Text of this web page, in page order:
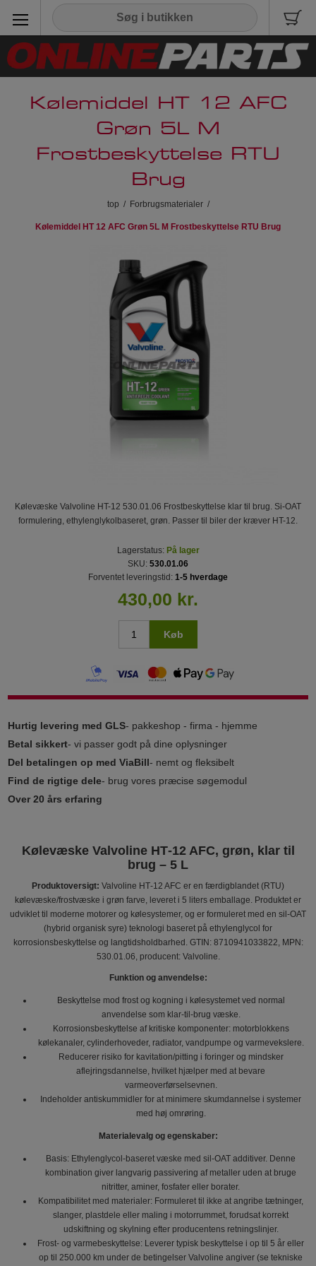
Kølemiddel HT 12 AFC
Grøn 5L M
Frostbeskyttelse RTU
Brug
top / Forbrugsmaterialer /
Kølemiddel HT 12 AFC Grøn 5L M Frostbeskyttelse RTU Brug
Kølevæske Valvoline HT-12 530.01.06 Frostbeskyttelse klar til brug. Si-OAT
formulering, ethylenglykolbaseret, grøn. Passer til biler der kræver HT-12.
Lagerstatus: På lager
SKU: 530.01.06
Forventet leveringstid: 1-5 hverdage
430,00 kr.
Køb
Hurtig levering med GLS- pakkeshop - firma - hjemme
Betal sikkert- vi passer godt på dine oplysninger
Del betalingen op med ViaBill- nemt og fleksibelt
Find de rigtige dele- brug vores præcise søgemodul
Over 20 års erfaring
Kølevæske Valvoline HT‑12 AFC, grøn, klar til
brug – 5 L
Produktoversigt: Valvoline HT‑12 AFC er en færdigblandet (RTU)
kølevæske/frostvæske i grøn farve, leveret i 5 liters emballage. Produktet er
udviklet til moderne motorer og kølesystemer, og er formuleret med en sil‑OAT
(hybrid organisk syre) teknologi baseret på ethylenglycol for
korrosionsbeskyttelse og langtidsholdbarhed. GTIN: 8710941033822, MPN:
530.01.06, producent: Valvoline.
Funktion og anvendelse:
Beskyttelse mod frost og kogning i kølesystemet ved normal
anvendelse som klar‑til‑brug væske.
Korrosionsbeskyttelse af kritiske komponenter: motorblokkens
kølekanaler, cylinderhoveder, radiator, vandpumpe og varmevekslere.
Reducerer risiko for kavitation/pitting i foringer og mindsker
aflejringsdannelse, hvilket hjælper med at bevare
varmeoverførselsevnen.
Indeholder antiskummidler for at minimere skumdannelse i systemer
med høj omrøring.
Materialevalg og egenskaber:
Basis: Ethylenglycol‑baseret væske med sil‑OAT additiver. Denne
kombination giver langvarig passivering af metaller uden at bruge
nitritter, aminer, fosfater eller borater.
Kompatibilitet med materialer: Formuleret til ikke at angribe tætninger,
slanger, plastdele eller maling i motorrummet, forudsat korrekt
udskiftning og skylning efter producentens retningslinjer.
Frost‑ og varmebeskyttelse: Leverer typisk beskyttelse i op til 5 år eller
op til 250.000 km under de betingelser Valvoline angiver (se tekniske